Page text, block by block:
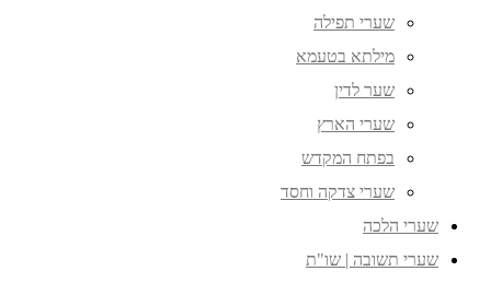
שערי תפילה
מילתא בטעמא
שער לדין
שערי הארץ
בפתח המקדש
שערי צדקה וחסד
שערי הלכה
שערי תשובה | שו"ת